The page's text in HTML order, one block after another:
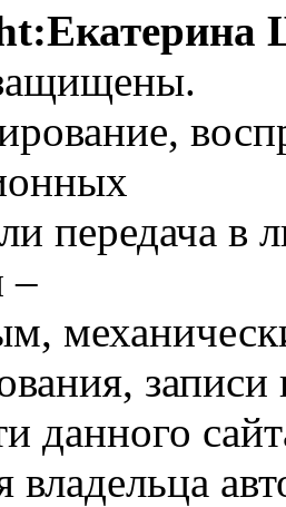
передача
–
данного
владельца